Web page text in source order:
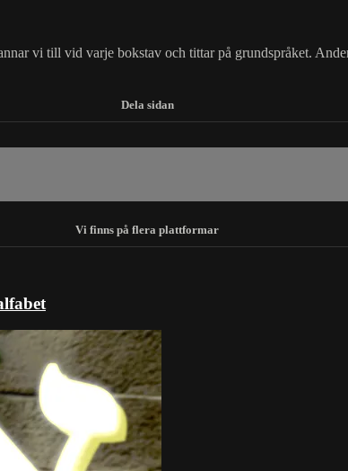
vi till vid varje bokstav och tittar på grundspråket.